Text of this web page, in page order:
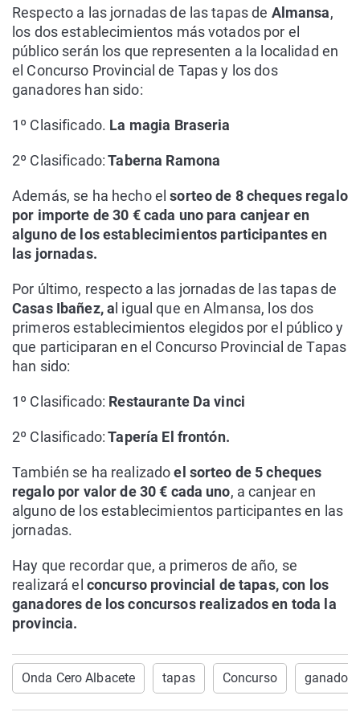
Respecto a las jornadas de las tapas de Almansa,
los dos establecimientos más votados por el
público serán los que representen a la localidad en
el Concurso Provincial de Tapas y los dos
ganadores han sido:
1º Clasificado. La magia Braseria
2º Clasificado:Taberna Ramona
Además, se ha hecho elsorteo de 8 cheques regalo
por importe de 30 € cada uno para canjear en
alguno de los establecimientos participantes en
las jornadas.
Por último, respecto a las jornadas de las tapas de
Casas Ibañez, a l igual que en Almansa, los dos
primeros establecimientos elegidos por el público y
que participaran en el Concurso Provincial de Tapas
han sido:
1º Clasificado: Restaurante Da vinci
2º Clasificado:Tapería El frontón.
También se ha realizadoel sorteo de 5 cheques
regalo por valor de 30 € cada uno, a canjear en
alguno de los establecimientos participantes en las
jornadas.
Hay que recordar que, a primeros de año, se
realizará el concurso provincial de tapas, con los
ganadores de los concursos realizados en toda la
provincia.
Onda Cero Albacete tapas Concurso